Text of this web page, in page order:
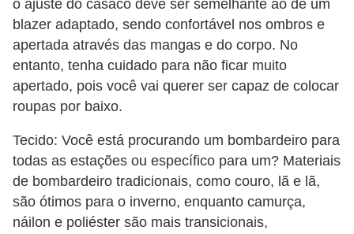
o ajuste do casaco deve ser semelhante ao de um
blazer adaptado, sendo confortável nos ombros e
apertada através das mangas e do corpo. No
entanto, tenha cuidado para não ficar muito
apertado, pois você vai querer ser capaz de colocar
roupas por baixo.
Tecido: Você está procurando um bombardeiro para
todas as estações ou específico para um? Materiais
de bombardeiro tradicionais, como couro, lã e lã,
são ótimos para o inverno, enquanto camurça,
náilon e poliéster são mais transicionais,